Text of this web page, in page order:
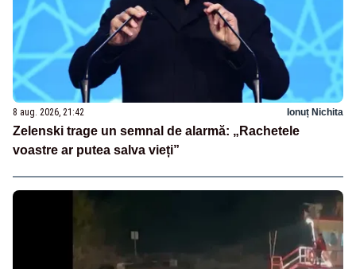
8 aug. 2026, 21:42 Ionuț Nichita
Zelenski trage un semnal de alarmă: „Rachetele
voastre ar putea salva vieți”